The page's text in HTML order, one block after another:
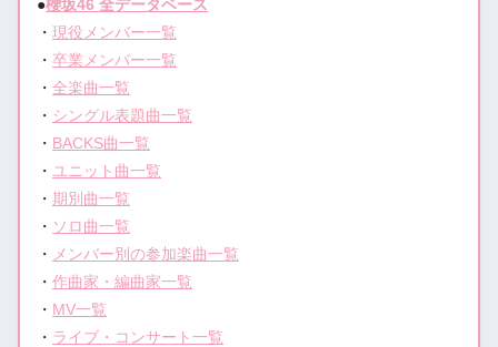
●櫻坂46 全データベース
・現役メンバー一覧
・卒業メンバー一覧
・全楽曲一覧
・ シングル表題曲一覧
・ BACKS曲一覧
・ ユニット曲一覧
・期別曲一覧
・ ソロ曲一覧
・ メンバー別の参加楽曲一覧
・作曲家・編曲家一覧
・ MV一覧
・ ライブ・コンサート一覧